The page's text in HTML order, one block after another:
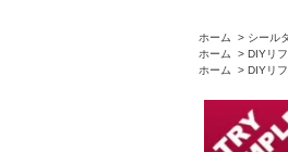
ホーム > シール
ホーム
> DIYリ
ホーム
> DIYリ